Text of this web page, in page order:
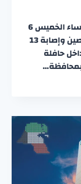
أعلنت وزارة الصحة السورية، مساء الخميس 6
أغسطس 2026، عن مقتل شخصين وإصابة 13
حافلة